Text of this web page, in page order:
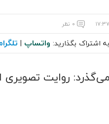
۰ نظر
اشتراک بگذارید: واتساپ |
روایت تصویری